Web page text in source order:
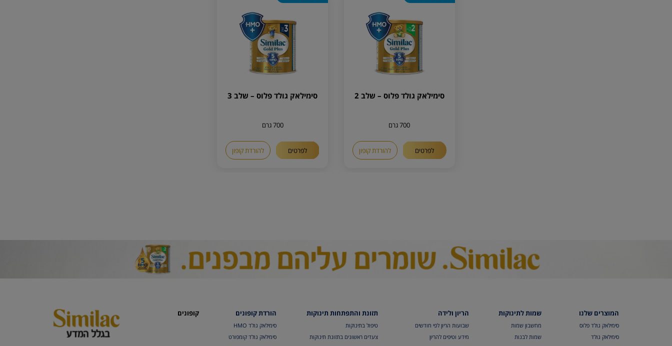
סימילאק גולד פלוס – שלב 2
700 גרם
לפרטים להורדת קופון
סימילאק גולד פלוס – שלב 3
700 גרם
לפרטים להורדת קופון
המוצרים שלנו
סימילאק גולד פלוס
סימילאק גולד
שמות לתינוקות
מחשבון שמות
שמות לבנות
הריון ולידה
שבועות הריון לפי חודשים
מידע וטיפים להריון
תזונת והתפתחות תינוקות
טיפול בתינוקות
צעדים ראשונים בתזונת תינוקות
הורדת קופונים
סימילאק גולד HMO
סימילאק גולד קומפורט
קופונים